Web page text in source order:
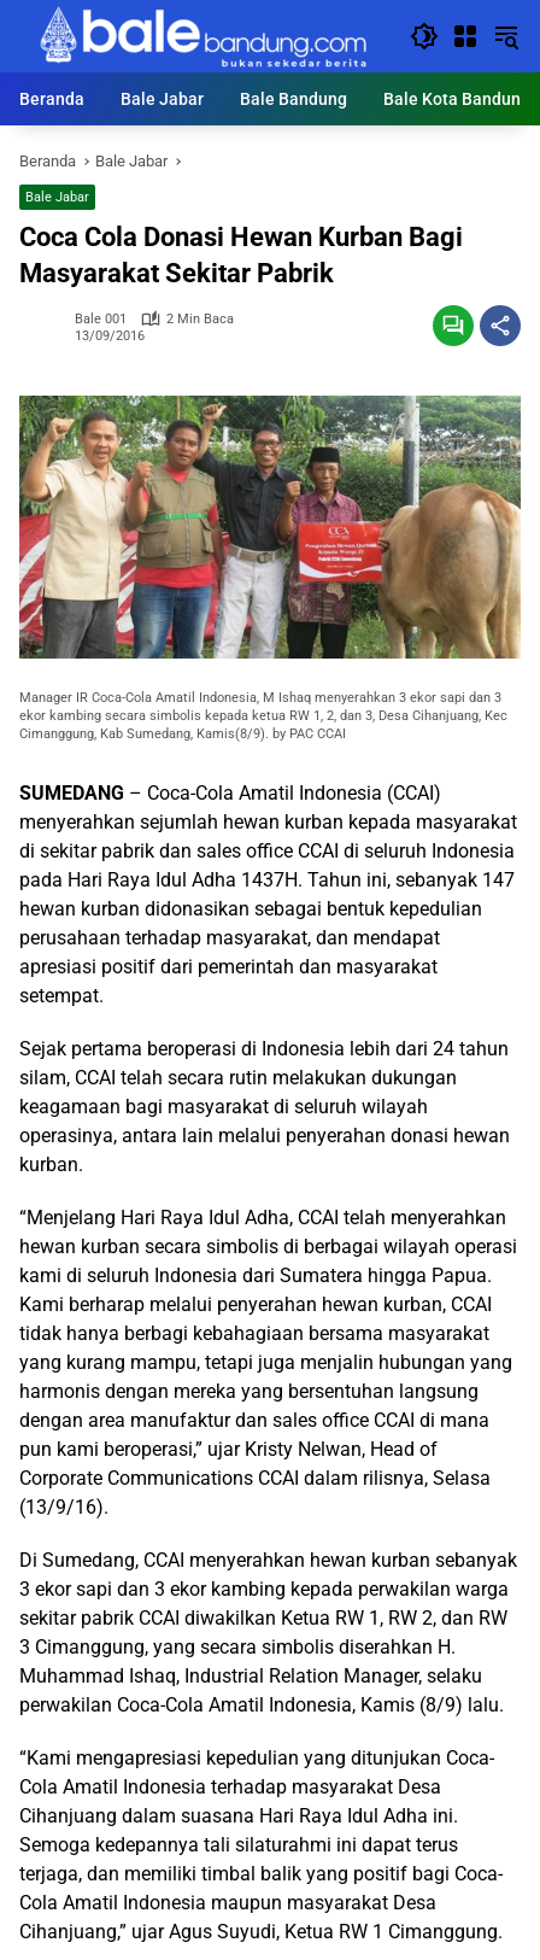
Langsung
konten
Beranda
Bale Jabar Bale Bandung Bale Kota Bandung
Beranda Bale Jabar
Bale Jabar
Coca Cola Donasi Hewan Kurban Bagi
Masyarakat Sekitar Pabrik
Bale 001
2 Min Baca
13/09/2016
Manager IR Coca-Cola Amatil Indonesia, M Ishaq menyerahkan 3 ekor sapi dan 3
ekor kambing secara simbolis kepada ketua RW 1, 2, dan 3, Desa Cihanjuang, Kec
Cimanggung, Kab Sumedang, Kamis(8/9). by PAC CCAI
SUMEDANG – Coca-Cola Amatil Indonesia (CCAI)
menyerahkan sejumlah hewan kurban kepada masyarakat
di sekitar pabrik dan sales office CCAI di seluruh Indonesia
pada Hari Raya Idul Adha 1437H. Tahun ini, sebanyak 147
hewan kurban didonasikan sebagai bentuk kepedulian
perusahaan terhadap masyarakat, dan mendapat
apresiasi positif dari pemerintah dan masyarakat
setempat.
Sejak pertama beroperasi di Indonesia lebih dari 24 tahun
silam, CCAI telah secara rutin melakukan dukungan
keagamaan bagi masyarakat di seluruh wilayah
operasinya, antara lain melalui penyerahan donasi hewan
kurban.
“Menjelang Hari Raya Idul Adha, CCAI telah menyerahkan
hewan kurban secara simbolis di berbagai wilayah operasi
kami di seluruh Indonesia dari Sumatera hingga Papua.
Kami berharap melalui penyerahan hewan kurban, CCAI
tidak hanya berbagi kebahagiaan bersama masyarakat
yang kurang mampu, tetapi juga menjalin hubungan yang
harmonis dengan mereka yang bersentuhan langsung
dengan area manufaktur dan sales office CCAI di mana
pun kami beroperasi,” ujar Kristy Nelwan, Head of
Corporate Communications CCAI dalam rilisnya, Selasa
(13/9/16).
Di Sumedang, CCAI menyerahkan hewan kurban sebanyak
3 ekor sapi dan 3 ekor kambing kepada perwakilan warga
sekitar pabrik CCAI diwakilkan Ketua RW 1, RW 2, dan RW
3 Cimanggung, yang secara simbolis diserahkan H.
Muhammad Ishaq, Industrial Relation Manager, selaku
perwakilan Coca-Cola Amatil Indonesia, Kamis (8/9) lalu.
“Kami mengapresiasi kepedulian yang ditunjukan Coca-
Cola Amatil Indonesia terhadap masyarakat Desa
Cihanjuang dalam suasana Hari Raya Idul Adha ini.
Semoga kedepannya tali silaturahmi ini dapat terus
terjaga, dan memiliki timbal balik yang positif bagi Coca-
Cola Amatil Indonesia maupun masyarakat Desa
Cihanjuang,” ujar Agus Suyudi, Ketua RW 1 Cimanggung.